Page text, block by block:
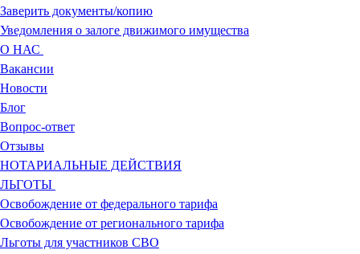
Заверить документы/копию
Уведомления о залоге движимого имущества
О НАС
Вакансии
Новости
Блог
Вопрос-ответ
Отзывы
НОТАРИАЛЬНЫЕ ДЕЙСТВИЯ
ЛЬГОТЫ
Освобождение от федерального тарифа
Освобождение от регионального тарифа
Льготы для участников СВО